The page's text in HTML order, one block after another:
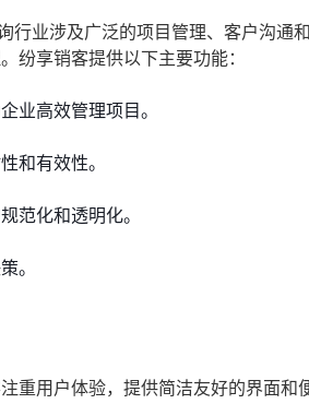
行业涉及广泛的项目管理、客户沟通
纷享销客提供以下主要功能：
业高效管理项目。
和有效性。
范化和透明化。
。
用户体验，提供简洁友好的界面和